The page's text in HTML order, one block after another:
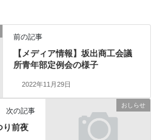
前の記事
【メディア情報】坂出商工会議
所青年部定例会の様子
2022年11月29日
おしらせ
次の記事
り前夜